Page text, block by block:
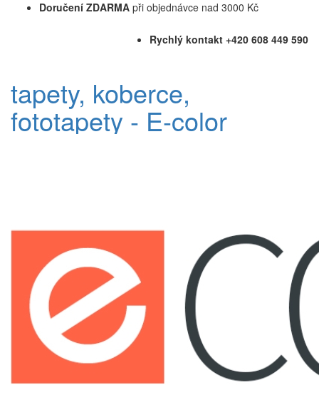
Doručení ZDARMA při objednávce nad 3000 Kč
Rychlý kontakt +420 608 449 590
tapety, koberce,
fototapety - E-color